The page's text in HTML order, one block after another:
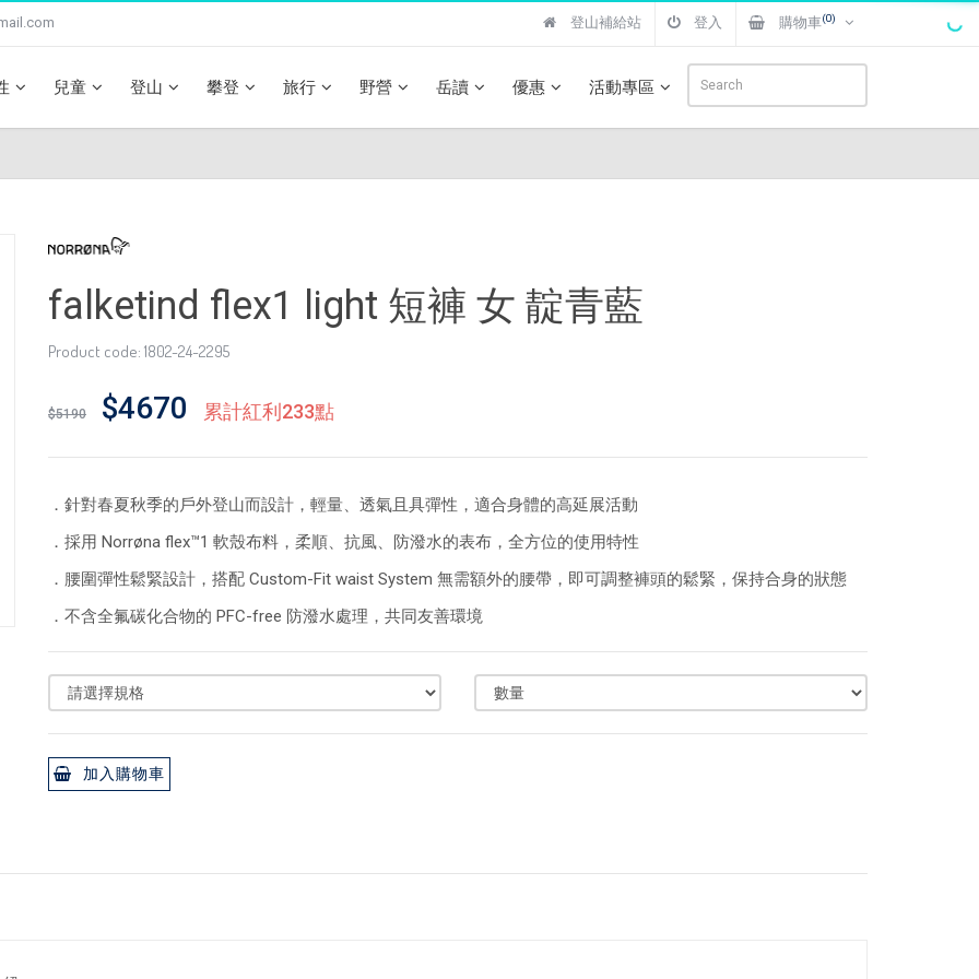
登山補給站 登入 購物車(0)
兒童 登山 攀登 旅行 野營 岳讀 優惠 活動專區
falketind flex1 light 短褲 女 靛青藍
Product code: 1802-24-2295
$5190 $4670 累計紅利233點
．針對春夏秋季的戶外登山而設計，輕量、透氣且具彈性，適合身體的高延展活動
．採用 Norrøna flex™1 軟殼布料，柔順、抗風、防潑水的表布，全方位的使用特性
．腰圍彈性鬆緊設計，搭配 Custom-Fit waist System 無需額外的腰帶，即可調整褲頭的鬆緊，保持合身的狀態
．不含全氟碳化合物的 PFC-free 防潑水處理，共同友善環境
加入購物車